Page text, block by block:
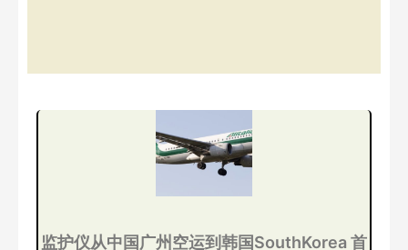
监护仪从中国广州空运到韩国SouthKorea 首